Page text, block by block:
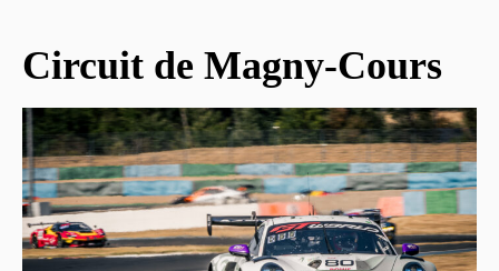
Circuit de Magny-Cours